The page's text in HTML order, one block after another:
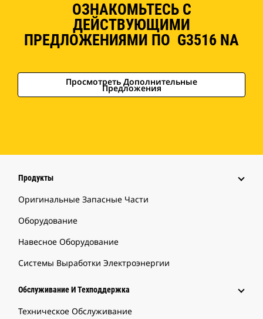
ОЗНАКОМЬТЕСЬ С
ДЕЙСТВУЮЩИМИ
ПРЕДЛОЖЕНИЯМИ ПО G3516 NA
Просмотреть Дополнительные
Предложения
Продукты
Оригинальные Запасные Части
Оборудование
Навесное Оборудование
Системы Выработки Электроэнергии
Обслуживание И Техподдержка
Техническое Обслуживание